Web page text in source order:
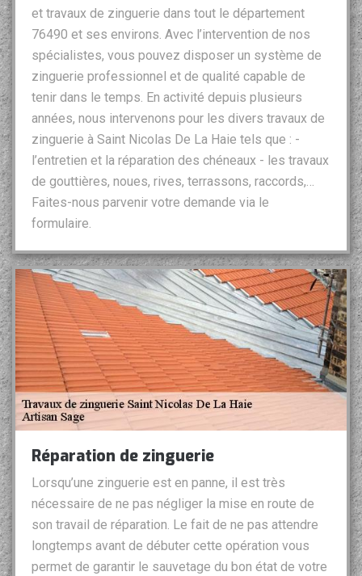
et travaux de zinguerie dans tout le département
76490 et ses environs. Avec l’intervention de nos
spécialistes, vous pouvez disposer un système de
zinguerie professionnel et de qualité capable de
tenir dans le temps. En activité depuis plusieurs
années, nous intervenons pour les divers travaux de
zinguerie à Saint Nicolas De La Haie tels que : -
l’entretien et la réparation des chéneaux - les travaux
de gouttières, noues, rives, terrassons, raccords,…
Faites-nous parvenir votre demande via le
formulaire.
Réparation de zinguerie
Lorsqu’une zinguerie est en panne, il est très
nécessaire de ne pas négliger la mise en route de
son travail de réparation. Le fait de ne pas attendre
longtemps avant de débuter cette opération vous
permet de garantir le sauvetage du bon état de votre